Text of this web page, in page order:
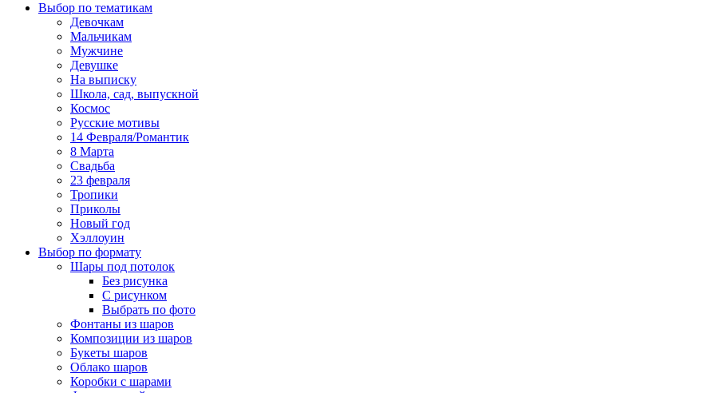
Выбор по тематикам
Девочкам
Мальчикам
Мужчине
Девушке
На выписку
Школа, сад, выпускной
Космос
Русские мотивы
14 Февраля/Романтик
8 Марта
Свадьба
23 февраля
Тропики
Приколы
Новый год
Хэллоуин
Выбор по формату
Шары под потолок
Без рисунка
С рисунком
Выбрать по фото
Фонтаны из шаров
Композиции из шаров
Букеты шаров
Облако шаров
Коробки с шарами